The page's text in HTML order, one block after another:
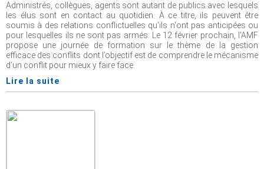
Administrés, collègues, agents sont autant de publics avec lesquels
les élus sont en contact au quotidien. À ce titre, ils peuvent être
soumis à des relations conflictuelles qu'ils n'ont pas anticipées ou
pour lesquelles ils ne sont pas armés. Le 12 février prochain, l'AMF
propose une journée de formation sur le thème de la gestion
efficace des conflits dont l’objectif est de comprendre le mécanisme
d’un conflit pour mieux y faire face.
Lire la suite